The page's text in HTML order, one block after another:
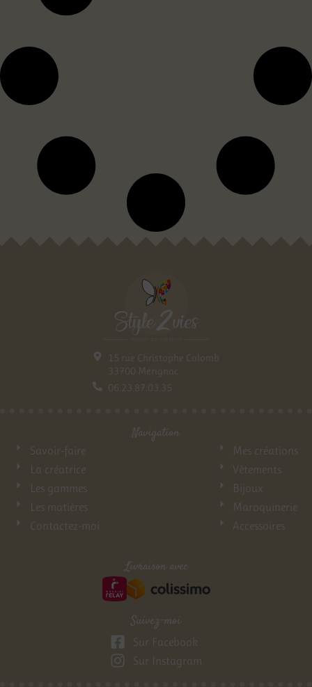
15 rue Christophe Colomb
33700 Mérignac
06.23.87.03.35
Navigation
Savoir-faire
La créatrice
Les gammes
Les matières
Contactez-moi
Mes créations
Vêtements
Bijoux
Maroquinerie
Accessoires
Livraison avec
Suivez-moi
Sur Facebook
Sur Instagram